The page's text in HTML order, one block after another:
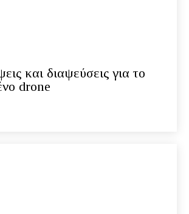
και διαψεύσεις για το
drone